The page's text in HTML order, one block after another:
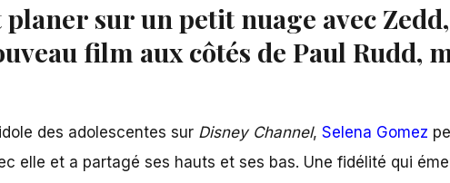
planer sur un petit nuage avec
film aux côtés de Paul Rudd,
des adolescentes sur Disney Channel, Selena Gomez
elle et a partagé ses hauts et ses bas. Une fidélité qui